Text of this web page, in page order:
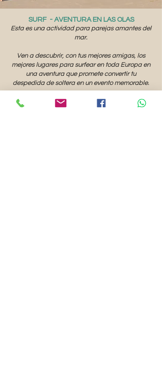
SURF - AVENTURA EN LAS OLAS
Esta es una actividad para parejas amantes del
mar.
​Ven a descubrir, con tus mejores amigas, los
mejores lugares para surfear en toda Europa en
una aventura que promete convertir tu
despedida de soltera en un evento memorable.
Organizamos emocionantes viajes de surf en